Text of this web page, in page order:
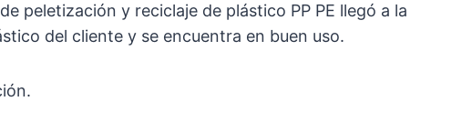
peletización y reciclaje de plástico PP PE llegó a la
del cliente y se encuentra en buen uso.